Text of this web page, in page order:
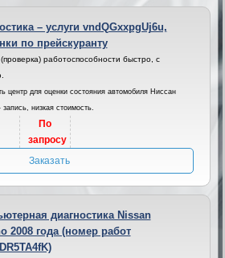
– услуги vndQGxxpgUj6u,
по прейскуранту
работоспособности быстро, с
центр для оценки состояния автомобиля Ниссан
низкая стоимость.
По
запросу
Заказать
диагностика Nissan
2008 года (номер работ